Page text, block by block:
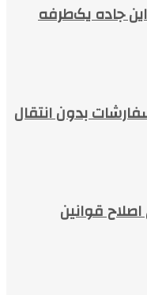
این جاده یک‌طرفه
بدون انتقال
قوانین